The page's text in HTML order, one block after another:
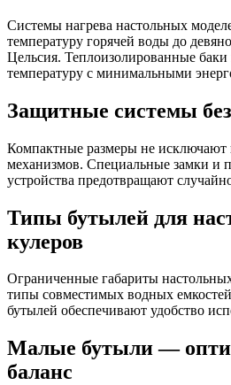
Системы нагрева настольных
температуру горячей воды до
Цельсия. Теплоизолированные
температуру с минимальными
Защитные системы
Компактные размеры не исключают
механизмов. Специальные замки и
устройства предотвращают
Типы бутылей для
кулеров
Ограниченные габариты
типы совместимых водных
бутылей обеспечивают удобство
Малые бутыли —
баланс